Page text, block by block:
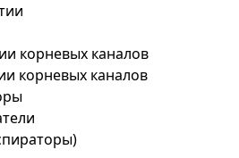
корневых каналов
корневых каналов